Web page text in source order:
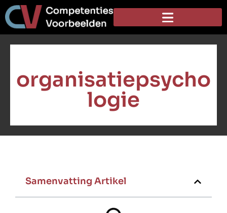
organisatiepsycho
logie
Samenvatting Artikel